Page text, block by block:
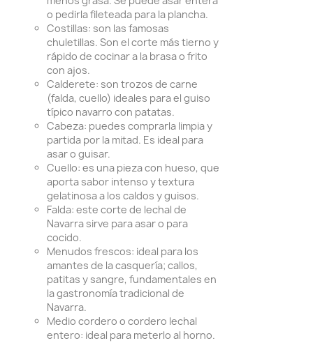
o pedirla fileteada para la plancha.
Costillas: son las famosas
chuletillas. Son el corte más tierno y
rápido de cocinar a la brasa o frito
con ajos.
Calderete: son trozos de carne
(falda, cuello) ideales para el guiso
típico navarro con patatas.
Cabeza: puedes comprarla limpia y
partida por la mitad. Es ideal para
asar o guisar.
Cuello: es una pieza con hueso, que
aporta sabor intenso y textura
gelatinosa a los caldos y guisos.
Falda: este corte de lechal de
Navarra sirve para asar o para
cocido.
Menudos frescos: ideal para los
amantes de la casquería; callos,
patitas y sangre, fundamentales en
la gastronomía tradicional de
Navarra.
Medio cordero o cordero lechal
entero: ideal para meterlo al horno.